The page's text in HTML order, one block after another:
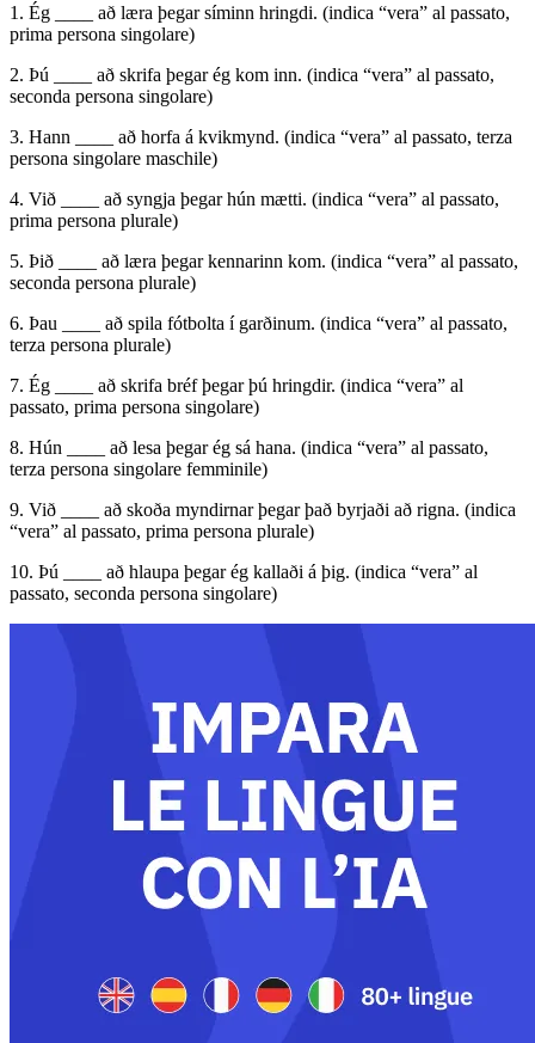
1. Ég ____ að læra þegar síminn hringdi. (indica “vera” al passato,
prima persona singolare)
2. Þú ____ að skrifa þegar ég kom inn. (indica “vera” al passato,
seconda persona singolare)
3. Hann ____ að horfa á kvikmynd. (indica “vera” al passato, terza
persona singolare maschile)
4. Við ____ að syngja þegar hún mætti. (indica “vera” al passato,
prima persona plurale)
5. Þið ____ að læra þegar kennarinn kom. (indica “vera” al passato,
seconda persona plurale)
6. Þau ____ að spila fótbolta í garðinum. (indica “vera” al passato,
terza persona plurale)
7. Ég ____ að skrifa bréf þegar þú hringdir. (indica “vera” al
passato, prima persona singolare)
8. Hún ____ að lesa þegar ég sá hana. (indica “vera” al passato,
terza persona singolare femminile)
9. Við ____ að skoða myndirnar þegar það byrjaði að rigna. (indica
“vera” al passato, prima persona plurale)
10. Þú ____ að hlaupa þegar ég kallaði á þig. (indica “vera” al
passato, seconda persona singolare)